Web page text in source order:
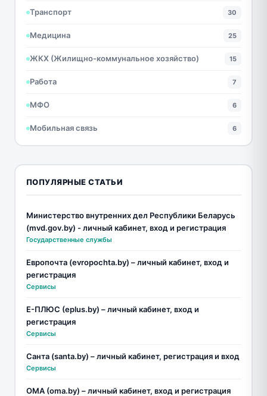
Транспорт 30
Медицина 25
ЖКХ (Жилищно-коммунальное хозяйство) 15
Работа 7
МФО 6
Мобильная связь 6
ПОПУЛЯРНЫЕ СТАТЬИ
Министерство внутренних дел Республики Беларусь
(mvd.gov.by) - личный кабинет, вход и регистрация
Государственные службы
Европочта (evropochta.by) – личный кабинет, вход и
регистрация
Сервисы
Е-ПЛЮС (eplus.by) – личный кабинет, вход и
регистрация
Сервисы
Санта (santa.by) – личный кабинет, регистрация и вход
Сервисы
ОМА (oma.by) – личный кабинет, вход и регистрация